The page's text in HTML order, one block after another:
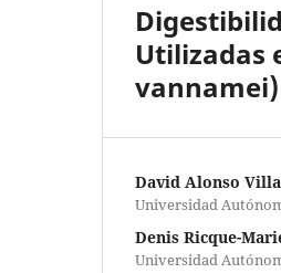
Utilizadas
David Alonso
Universidad
Denis Ricque-
Universidad